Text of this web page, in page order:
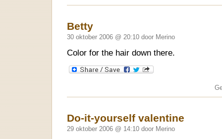
Betty
30 oktober 2006 @ 20:10 door Merino
Color for the hair down there.
Do-it-yourself valentine
29 oktober 2006 @ 14:10 door Merino